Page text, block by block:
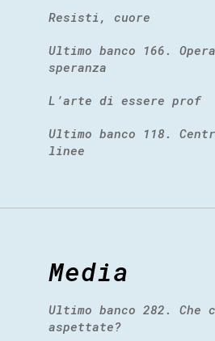
Resisti, cuore
Ultimo banco 166.
speranza
L’arte di essere prof
Ultimo banco 118.
linee
Media
Ultimo banco 282. Che
aspettate?